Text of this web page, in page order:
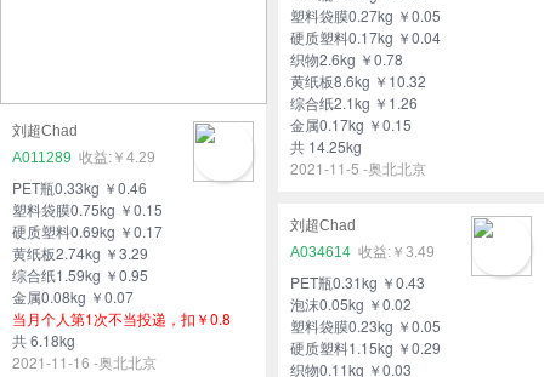
刘超Chad
A011289
￥4.29
PET瓶0.33kg ￥0.46
塑料袋膜0.75kg ￥0.15
硬质塑料0.69kg ￥0.17
黄纸板2.74kg ￥3.29
综合纸1.59kg ￥0.95
金属0.08kg ￥0.07
当月个人第1次不当投递，扣￥0.8
共 6.18kg
2021-11-16 -奥北北京
塑料袋膜0.27kg ￥0.05
硬质塑料0.17kg ￥0.04
织物2.6kg ￥0.78
黄纸板8.6kg ￥10.32
综合纸2.1kg ￥1.26
金属0.17kg ￥0.15
共 14.25kg
2021-11-5 -奥北北京
刘超Chad
A034614
￥3.49
PET瓶0.31kg ￥0.43
泡沫0.05kg ￥0.02
塑料袋膜0.23kg ￥0.05
硬质塑料1.15kg ￥0.29
织物0.11kg ￥0.03